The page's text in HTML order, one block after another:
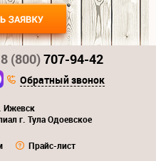
Ижевск
г. Тула Одоевское
Прайс-лист
8 (800)707-94-42
Обратный звонок